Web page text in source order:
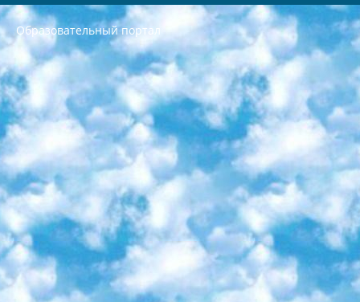
Образовательный портал
РЕСПУБЛИКА УЗБЕКИСТАН МИНИСТРЕРСТВО ДОШКОЛЬНОГО И ШКОЛЬНОГО ОБРАЗОВАНИЯ КОМАНДА в общеобразовательных учреждениях в 2023-2024 учебном году организация и проведение итоговой государственной аттестации обучающихся о Министра дошкольного и школьного образования Республики Узбекистан от 4 марта 2008 года (постановлением Минюста от 20 марта 2008 года № 1778 государственной регистрации) «Итоговое состояние учащихся общего среднего образования на основании положения об утверждении положения об аттестации общего среднего образования выпускной экзамен студентов в образовательных учреждениях в 2023-2024 учебном году В целях организации и прохождения аттестации приказываю: 1. Следующее: перечень предметов, по которым будет проводиться итоговая государственная аттестация и экзамен формы перевода согласно приложению 1; сертификаты международного образца, оценивающие уровень владения иностранными языками перечень согласно приложению 2; 2. Педагогический при специализированных образовательных учреждениях. научно-практический центр квалификации и международной оценки (Д.Давидова) 2024 г. До 25 марта: задания по предметам, по которым будет проводиться итоговая аттестация разработка и утверждение технических условий; итоговая аттестация на основании разработанного предметного задания разработка вопросов по предметам (устно и письменно), экзамен передача; общеобразовательные средние школы и специальные учебные заведения учащиеся выпускных классов школ и интернатов в агентской системе подготовка базы данных экзаменационных материалов и критериев оценки; перевод базы экзаменационных материалов на все языки обучения подать в Республиканский образовательный центр для изготовления; варианты экзаменов на основе разработанных контрольных материалов пусть будут поставлены задачи формирования. 3. Республиканский образовательный центр (Ш.Худайкулов) до 5 апреля 2024 года. до: база данных предоставленных экзаменационных материалов на все языки обучения перевод и экспертиза; для слепых, слабовидящих, глухих, слабослышащих и умственно отсталых детей учащиеся выпускных классов специализированных школ и школ-интернатов база данных экзаменационных материалов на всех преподаваемых языках подготовка критериев оценки; специализированные школы для умственно отсталых детей и технологии для учащихся выпускных классов школ-интернатов разработка соответствующих рекомендаций и критериев проведения ЕГЭ по естествознанию давать задания. 4. Педагогический при специализированных образовательных учреждениях. Научно-практический центр навыков и международной оценки (Д.Давидова), Республика образовательный центр (Худайкулов Ш.) итоговый государственный аттестационный экзамен ориентирован на творческое и логическое мышление при подготовке базы материалов учитывать введение заданий. 5. Следует отметить, что: сертификат государственного образца о знании общеобразовательного предмета и как минимум национальный уровень B1 по предметам на иностранных языках, указанным в Приложении 2. или международно признанный сертификат эквивалентного уровня студенты, изучающие определенный предмет, освобождаются от экзамена; по соответствующим предметам запланирована итоговая государственная аттестация за день до дня, путем жеребьевки Рабочей группой (в письменной форме по предметам, проводимым в форме) из числа сформированных вариантов выбрано 2 варианта; 2 выбранных варианта экзамена анонсированы на официальном сайте министерства и все выпускники по всей стране на основе этих вариантов проводит итоговую государственную аттестацию. 6. Государственное образование учащихся средних общеобразовательных учреждений. знания в соответствии с квалификационными требованиями, которые необходимо приобрести на основании стандартов итоговый (выпускной) контроль для 9 и 11 классов в целях тестирования Экзамены (далее – экзамены) состоят из предметов, перечисленных в приложении 1. будет сделано. 7. Экзамены пройдут с 26 мая по 15 июня 2024 г. (кроме науки физического воспитания). 8. Физическая для учащихся 9 классов общесредних образовательных учреждений. Экзамены по предмету «Образование, квалификация медицина» 1-6 мая 2024 года. сотрудники перевести под присмотр (с отклонениями в физическом или умственном развитии) специализированная школа для детей, школы-интернаты и со сколиозом школы-интернаты санаторного типа для больных детей исключены). 9. Он был слепым, слабовидящим и имел нарушения опорно-двигательного аппарата. экзамены в специализированных школах и интернатах для детей должны проводиться исходя из требований, предъявляемых к общеобразовательным учреждениям (физкультура кроме науки). 10. Специализированная школа для глухих и слабослышащих детей. и экзамены в интернатах и быть реализован в виде письменного теста по математике. 11. Специальность для умственно отсталых детей. Для 9 класса Родной язык и литературное письмо Государственный язык (язык обучения – узбекский). для неклассов) написано Математическое письмо Письменная/устная история Узбекистана Физическое воспитание практично Итоговый контроль Для 11 класса Написание родного языка и литературы (эссе) Математическое письмо Узбекский язык (обучение на узбекском языке) не посещающее общее среднее образование для учреждений)/Образовательное учреждение выбор письменный и устный Иностранный язык письменный/устный Письменная/устная история Узбекистана *По выбору студента:  Химия  Физика  Основы государственного права  География 10 бесплатных образовательных ресурсов - Мы составили подборку онлайн-проектов с интерактивными упражнениями, видеолекциями и статьями. Они помогут вам обрести новые и освежить старые знания бесплатно. 1. «ИНТУИТ» Старейшая образовательная площадка Рунета. Здесь вы найдёте сотни текстовых и видеокурсов на десятки различных тем — от программирования до психологии. Многие курсы подготовлены российскими университетами и крупными международными компаниями вроде Intel и Microsoft. Самостоятельное обучение бесплатное, но желающие могут оплатить услуги персональных наставников. 2. «Смартия» знакомит с актуальными профессиями и подсказывает, как им обучаться. Выбрав заинтересовавшую вас специальность — SMM-специалист, фотограф, веб-дизайнер или другую, — увидите список необходимых для неё умений. Чтобы вы могли освоить их самостоятельно, для каждого умения площадка отображает подборку ссылок на учебные материалы. Хотя «Смартия» ориентируется на русскоязычную аудиторию, часть контента всё же доступна только на английском. 3. «Лекторий Физтеха» Проект Московского физико-технического института (Физтеха). С его помощью вы можете смотреть онлайн серии лекций, записанные на видео в этом вузе. В числе доступных предметов — физика, биология, химия, информационные технологии и другие. К некоторым лекциям администрация ресурса прилагает готовые конспекты, которые можно скачивать в PDF-формате. 4. ITMOcourses Онлайн-площадка Санкт-Петербургского национального исследовательского университета информационных технологий, механики и оптики (ИТМО). Ресурс предоставляет свободный доступ к курсам, разработанным в этом вузе. Каталог материалов разбит на четыре категории: «Оптические системы и технологии», «Приборостроение и робототехника», «Информационные технологии» и «Биотехнологии». Курсы состоят из видеолекций, интерактивных демонстраций и заданий. 5. «КиберЛенинка» Электронная научная библиотека открытого доступа. Каталог площадки регулярно обрастает текстами статей из различных научных изданий. Сгруппированные по журналам и рубрикам публикации можно читать онлайн или скачивать целиком в PDF-формате. Проект нацелен на популяризацию науки за счёт открытого доступа к качественной информации. 6. «ПостНаука» На этом ресурсе публикуют подборки видеолекций, составленные экспертами из разных отраслей и объединённые общими темами. Среди них, к примеру, есть серии «Биоинформатика и геномика», «Культура средневековой Скандинавии» и Cinema Studies о теории кино. Каждая подборка лекций — логически связанная история, рассказанная экспертом от первого лица. Кроме того, на сайте появляются научно-образовательные статьи и тесты на разные темы. 7. «Newочём» Команда проекта «Newочём» отбирает самые интересные тексты из англоязычных СМИ и переводит те из них, за которые голосуют участники сообщества «ВКонтакте». По большей части это научно-популярные статьи. Редакторы придумывают лишь заголовки, в остальном содержание переводов соответствует оригиналам. Полные тексты можно читать прямо в социальной сети. 8. InternetUrok Онлайн-база материалов по основным дисциплинам школьной программы. Информация на сайте структурирована по классам, предметам и темам (урокам). Каждый урок состоит из видеолекций и конспектов. Есть также интерактивные тренажёры и тесты для закрепления пройденного материала. Даже если вы давно окончили школу, возможность повторить программу старших классов всегда может пригодиться. 9. Edutainme Ещё один ресурс об образовании. В отличие от Newtonew, как мне кажется, Edutainme больше ориентируется на представителей индустрии: педагогов, предпринимателей, разработчиков образовательных проектов. Но и любой, кто просто стремится к саморазвитию, найдёт на сайте много полезного и интересного для себя. Например, информацию о новых курсах и образовательных сервисах. 10. Newtonew Онлайн-медиа об образовании и обучении в широком смысле. Авторы Newtonew пишут об инструментах, заведениях, тактиках и стратегиях, которые помогают учить других и получать новые знания самостоятельно. На этой площадке вы найдёте новости, обзоры, аналитические мат